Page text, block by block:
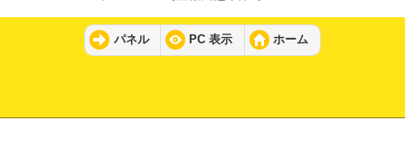
パネル PC 表示 ホーム